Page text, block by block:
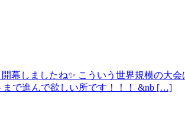
しましたね✨ こういう世界規模の大
まで進んで欲しい所です！！！ &nb […]